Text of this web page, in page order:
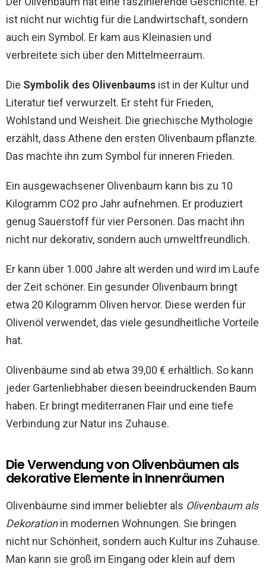
ist nicht nur wichtig für die Landwirtschaft, sondern
auch ein Symbol. Er kam aus Kleinasien und
verbreitete sich über den Mittelmeerraum.
Die Symbolik des Olivenbaums ist in der Kultur und
Literatur tief verwurzelt. Er steht für Frieden,
Wohlstand und Weisheit. Die griechische Mythologie
erzählt, dass Athene den ersten Olivenbaum pflanzte.
Das machte ihn zum Symbol für inneren Frieden.
Ein ausgewachsener Olivenbaum kann bis zu 10
Kilogramm CO2 pro Jahr aufnehmen. Er produziert
genug Sauerstoff für vier Personen. Das macht ihn
nicht nur dekorativ, sondern auch umweltfreundlich.
Er kann über 1.000 Jahre alt werden und wird im Laufe
der Zeit schöner. Ein gesunder Olivenbaum bringt
etwa 20 Kilogramm Oliven hervor. Diese werden für
Olivenöl verwendet, das viele gesundheitliche Vorteile
hat.
Olivenbäume sind ab etwa 39,00 € erhältlich. So kann
jeder Gartenliebhaber diesen beeindruckenden Baum
haben. Er bringt mediterranen Flair und eine tiefe
Verbindung zur Natur ins Zuhause.
Die Verwendung von Olivenbäumen als
dekorative Elemente in Innenräumen
Olivenbäume sind immer beliebter als Olivenbaum als
Dekorationin modernen Wohnungen. Sie bringen
nicht nur Schönheit, sondern auch Kultur ins Zuhause.
Man kann sie groß im Eingang oder klein auf dem